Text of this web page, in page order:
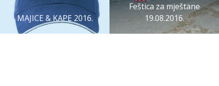
MAJICE & KAPE 2016.
Feštica za mještane
19.08.2016.